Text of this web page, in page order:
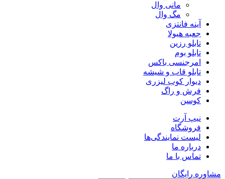
مانی وال
مگ وال
آینه فانتزی
جعبه هیولا
تابلو رزین
تابلو بوم
امرجنسی باکس
تابلو قاب و شیشه
دیوار کوب لیزری
فرش و راگ
کوسن
نیپ آرت
فروشگاه
لیست نمایندگی‌ها
درباره ما
تماس با ما
مشاوره رایگان